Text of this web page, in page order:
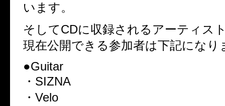
います。
そしてCDに収録されるアーティス
現在公開できる参加者は下記になり
●Guitar
・SIZNA
・Velo